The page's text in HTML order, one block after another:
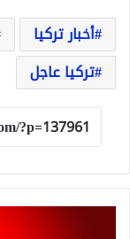
أخبار تركيا
تركيا عاجل